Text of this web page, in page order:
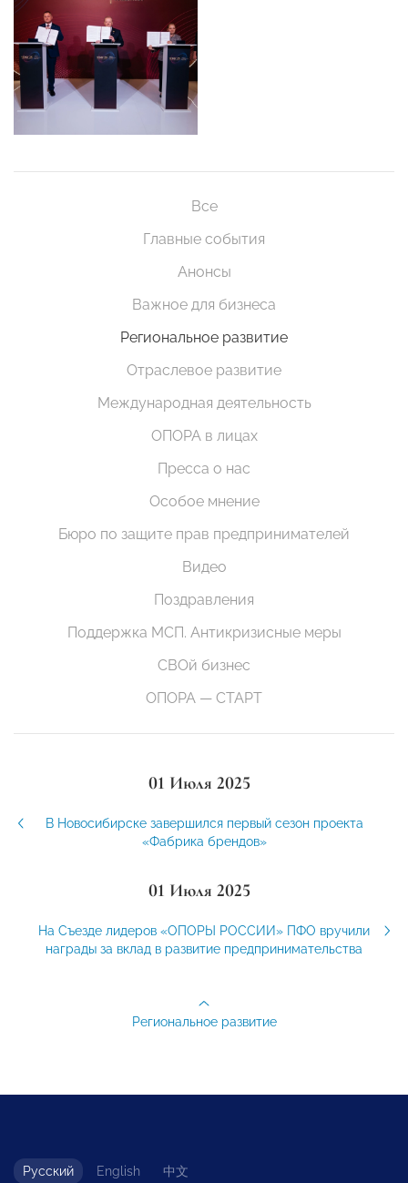
Все
Главные события
Анонсы
Важное для бизнеса
Региональное развитие
Отраслевое развитие
Международная деятельность
ОПОРА в лицах
Пресса о нас
Особое мнение
Бюро по защите прав предпринимателей
Видео
Поздравления
Поддержка МСП. Антикризисные меры
СВОй бизнес
ОПОРА — СТАРТ
01 Июля 2025
В Новосибирске завершился первый сезон проекта
«Фабрика брендов»
01 Июля 2025
На Съезде лидеров «ОПОРЫ РОССИИ» ПФО вручили
награды за вклад в развитие предпринимательства
Региональное развитие
Русский English 中文